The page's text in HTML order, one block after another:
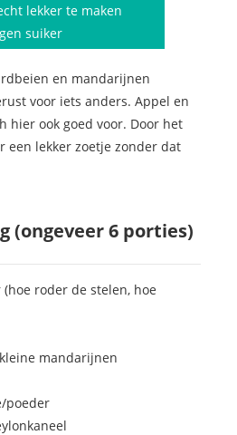
lekker te maken
suiker
en mandarijnen
voor iets anders. Appel en
hier ook goed voor. Door het
lekker zoetje zonder dat
(ongeveer 6 porties)
roder de stelen, hoe
mandarijnen
poeder